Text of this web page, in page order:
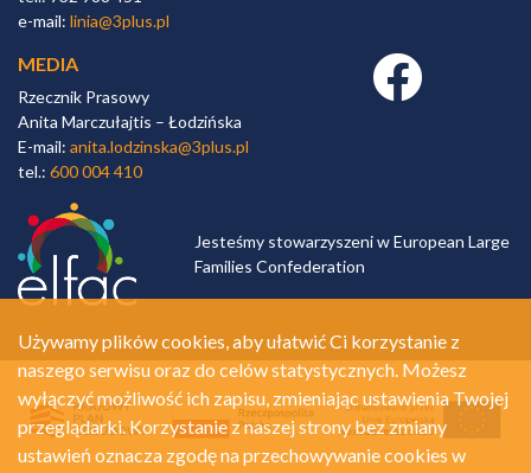
e-mail: linia@3plus.pl
MEDIA
Rzecznik Prasowy
Anita Marczułajtis – Łodzińska
E-mail: anita.lodzinska@3plus.pl
tel.: 600 004 410
Facebook link
Jesteśmy stowarzyszeni w European Large
Families Confederation
Używamy plików cookies, aby ułatwić Ci korzystanie z
naszego serwisu oraz do celów statystycznych. Możesz
wyłączyć możliwość ich zapisu, zmieniając ustawienia Twojej
przeglądarki. Korzystanie z naszej strony bez zmiany
ustawień oznacza zgodę na przechowywanie cookies w